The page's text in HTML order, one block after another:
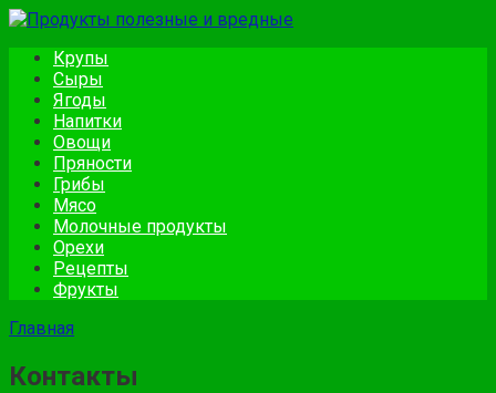
Перейти
контентуКрупы
Сыры
Ягоды
Напитки
Овощи
Пряности
Грибы
Мясо
Молочные продукты
Орехи
Рецепты
Фрукты
Главная
Контакты